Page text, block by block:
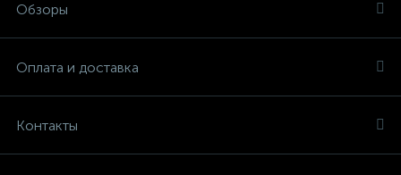
Обзоры
Оплата и доставка
Контакты